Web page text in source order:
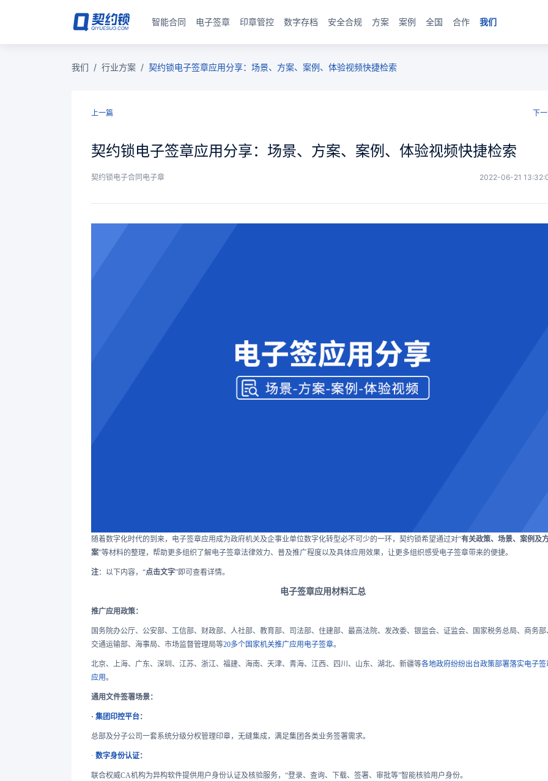
智能合同 电子签章 印章管控 数字存档 安全合规 方案 案例 全国 合作 我们
我们 / 行业方案 / 契约锁电子签章应用分享：场景、方案、案例、体验视频快捷检索
上一篇 下
契约锁电子签章应用分享：场景、方案、案例、体验视频快捷检索
契约锁电子合同电子章 2022-06-21
随着数字化时代的到来，电子签章应用成为政府机关及企事业单位数字化转型必不可少的一环，契约锁希望通过对“有关政策、场景、案例及
案”等材料的整理，帮助更多组织了解电子签章法律效力、普及推广程度以及具体应用效果，让更多组织感受电子签章带来的便捷。
注：以下内容，“点击文字”即可查看详情。
电子签章应用材料汇总
推广应用政策：
国务院办公厅、公安部、工信部、财政部、人社部、教育部、司法部、住建部、最高法院、发改委、银监会、证监会、国家税务总局、商务部
交通运输部、海事局、市场监督管理局等20多个国家机关推广应用电子签章。
北京、上海、广东、深圳、江苏、浙江、福建、海南、天津、青海、江西、四川、山东、湖北、新疆等各地政府纷纷出台政策部署落实电子签
应用。
通用文件签署场景：
· 集团印控平台：
总部及分子公司一套系统分级分权管理印章，无缝集成，满足集团各类业务签署需求。
· 数字身份认证：
联合权威CA机构为异构软件提供用户身份认证及核验服务，“登录、查询、下载、签署、审批等”智能核验用户身份。